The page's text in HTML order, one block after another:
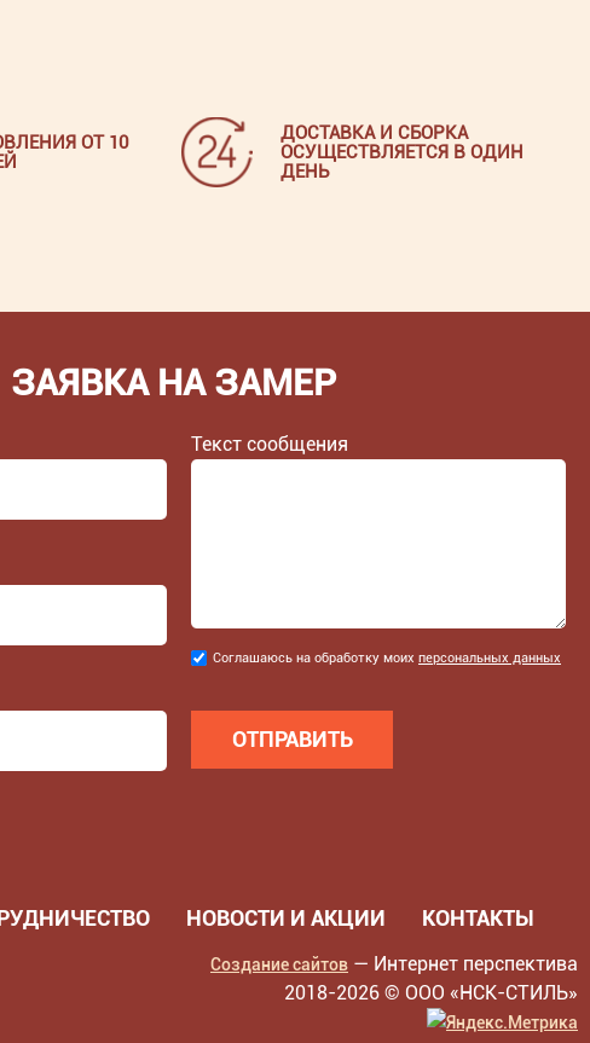
ОТ 10
ДОСТАВКА И СБОРКА
ОСУЩЕСТВЛЯЕТСЯ В ОДИН
ДЕНЬ
ЗАЯВКА НА ЗАМЕР
Текст сообщения
Соглашаюсь
данных
Соглашаюсь на обработку моих персональных данных
НОВОСТИ И АКЦИИ КОНТАКТЫ
Создание сайтов — Интернет перспектива
2018-2026 © ООО «НСК-СТИЛЬ»